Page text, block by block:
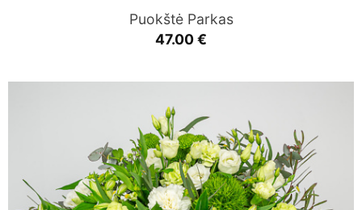
Puokštė Parkas
47.00€